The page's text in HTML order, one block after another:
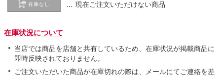
在庫なし … 現在ご注文いただけない商品
在庫状況について
当店では商品を店舗と共有しているため、在庫状況が掲載商品に
即時反映されておりません。
ご注文いただいた商品が在庫切れの際は、メールにてご連絡を差